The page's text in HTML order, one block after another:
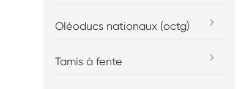
Oléoducs nationaux (octg)
Tamis à fente